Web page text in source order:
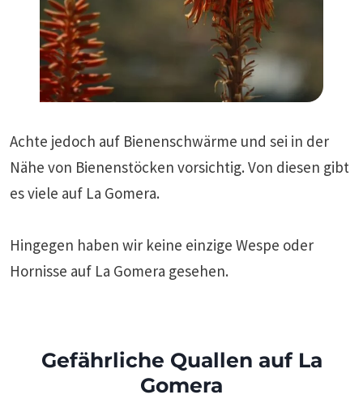
Achte jedoch auf Bienenschwärme und sei in der
Nähe von Bienenstöcken vorsichtig. Von diesen gibt
es viele auf La Gomera.
Hingegen haben wir keine einzige Wespe oder
Hornisse auf La Gomera gesehen.
Gefährliche Quallen auf La
Gomera